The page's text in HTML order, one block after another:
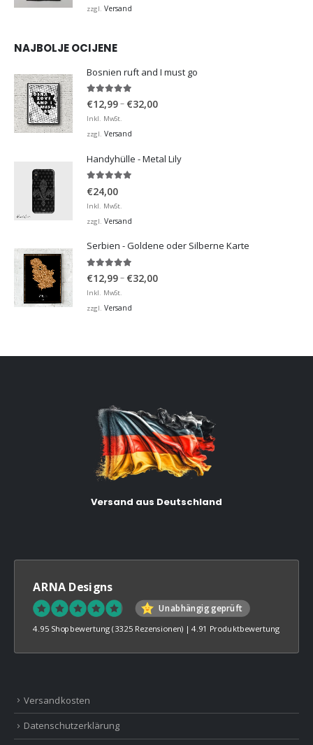
zzgl. Versand
NAJBOLJE OCIJENE
Bosnien ruft and I must go
5.00von 5
€12,99– €32,00Preisspanne:
Inkl. MwSt.
zzgl. Versand
Handyhülle - Metal Lily
€24,00
Inkl. MwSt.
zzgl. Versand
Serbien - Goldene oder Silberne Karte
5.00von 5
€12,99– €32,00Preisspanne:
Inkl. MwSt.
zzgl. Versand
Versand aus Deutschland
ARNA Designs
Unabhängig geprüft
4.95 Shopbewertung (3325 Rezensionen) |4.91 Produktbewertung
Versandkosten
Datenschutzerklärung